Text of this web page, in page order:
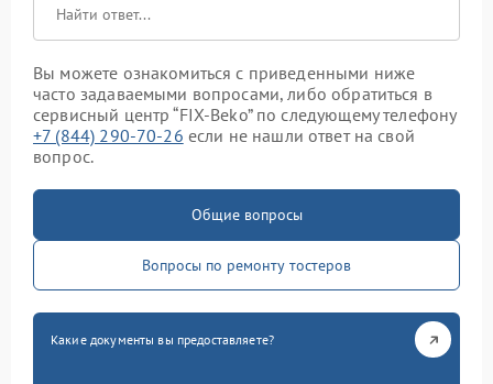
Вы можете ознакомиться с приведенными ниже
часто задаваемыми вопросами, либо обратиться в
сервисный центр “FIX-Beko” по следующему телефону
+7 (844) 290-70-26 если не нашли ответ на свой
вопрос.
Общие вопросы
Вопросы по ремонту тостеров
Какие документы вы предоставляете?